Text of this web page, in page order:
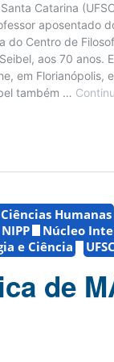
Humanas
NIPP
Núcleo
e Ciência
UFSC
de